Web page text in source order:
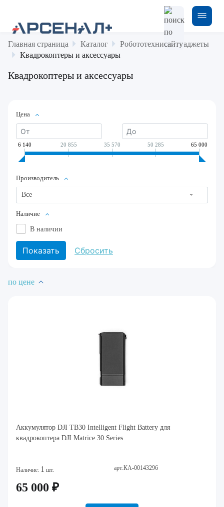
Главная страница Каталог
Робототехника и гаджеты
Квадрокоптеры и аксессуары
Квадрокоптеры и аксессуары
Цена
6 140 20 855 35 570 50 285 65 000
Производитель
Все
Наличие
В наличии
по цене
Аккумулятор DJI TB30 Intelligent Flight Battery для
квадрокоптера DJI Matrice 30 Series
Наличие: 1 шт. арт:КА-00143296
65 000 ₽